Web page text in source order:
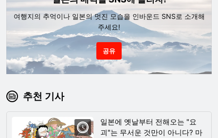
여행지의 추억이나 일본의 멋진 모습을 인바운드 SNS로 소개해
주세요!
공유
추천 기사
일본에 옛날부터 전해오는 "요
괴"는 무서운 것만이 아니다? 마